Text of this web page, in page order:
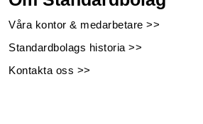
Våra kontor & medarbetare >>
Standardbolags historia >>
Kontakta oss >>